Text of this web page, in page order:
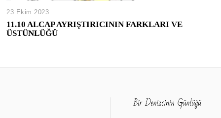
23 Ekim 2023
11.10 ALCAP AYRIŞTIRICININ FARKLARI VE
ÜSTÜNLÜĞÜ